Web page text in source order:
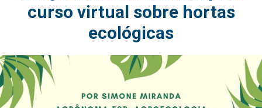
curso virtual sobre hortas
ecológicas